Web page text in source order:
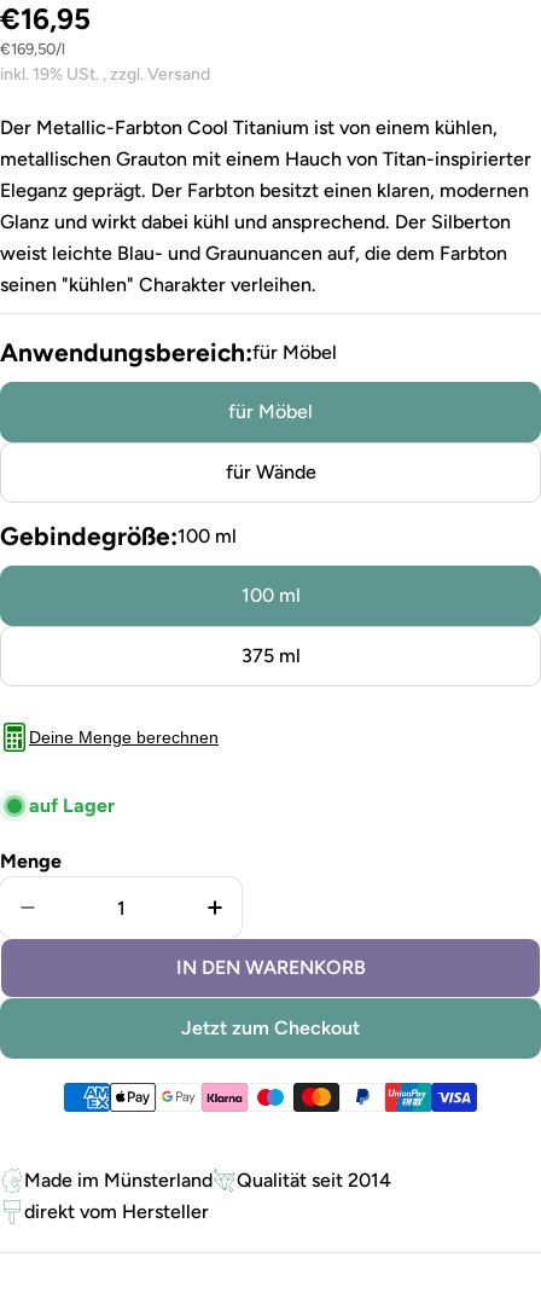
€16,95
Stückpreis
€169,50/
pro l
inkl. 19% USt. , zzgl. Versand
Der Metallic-Farbton Cool Titanium ist von einem kühlen,
metallischen Grauton mit einem Hauch von Titan-inspirierter
Eleganz geprägt. Der Farbton besitzt einen klaren, modernen
Glanz und wirkt dabei kühl und ansprechend. Der Silberton
weist leichte Blau- und Graunuancen auf, die dem Farbton
seinen "kühlen" Charakter verleihen.
Anwendungsbereich:für Möbel
für Möbel
für Wände
Gebindegröße:100 ml
100 ml
375 ml
Deine Menge berechnen
auf Lager
Menge
Menge für Lignocolor Metallicfarbe Cool Titanium
Menge für Lignocolor
IN DEN WARENKORB
Jetzt zum Checkout
Zahlungsmethoden
Made im Münsterland
Qualität seit 2014
direkt vom Hersteller